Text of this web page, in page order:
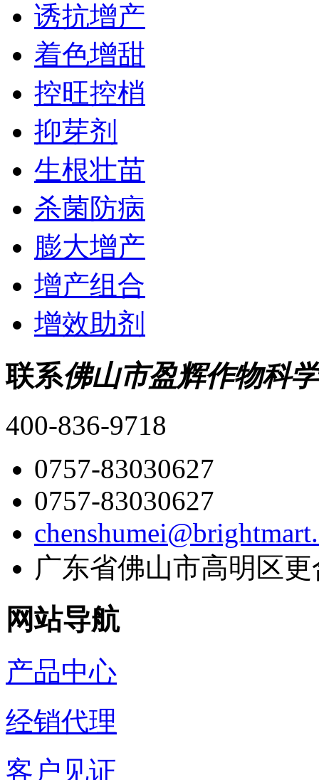
诱抗增产
着色增甜
控旺控梢
抑芽剂
生根壮苗
杀菌防病
膨大增产
增产组合
增效助剂
联系佛山市盈辉作物科
400-836-9718
0757-83030627
0757-83030627
广东省佛山市高明区
网站导航
产品中心
经销代理
客户见证